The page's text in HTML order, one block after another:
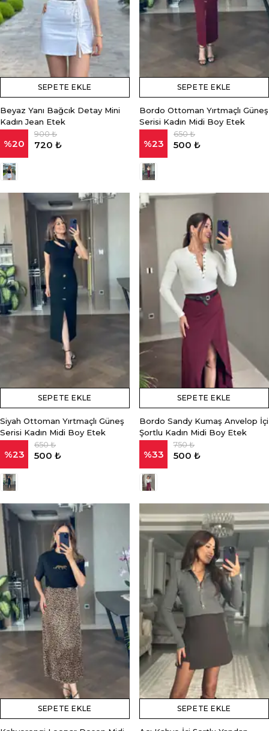
SEPETE EKLE
Beyaz Yanı Bağcık Detay Mini
Kadın Jean Etek
%20
900 ₺
720 ₺
SEPETE EKLE
Bordo Ottoman Yırtmaçlı Güneş
Serisi Kadın Midi Boy Etek
%23
650 ₺
500 ₺
SEPETE EKLE
Siyah Ottoman Yırtmaçlı Güneş
Serisi Kadın Midi Boy Etek
%23
650 ₺
500 ₺
SEPETE EKLE
Bordo Sandy Kumaş Anvelop İçi
Şortlu Kadın Midi Boy Etek
%33
750 ₺
500 ₺
SEPETE EKLE SEPETE EKLE